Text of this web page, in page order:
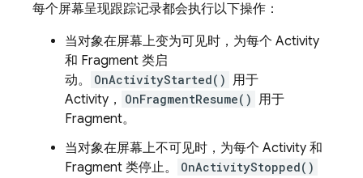
每个屏幕呈现跟踪记录都会执行以下操作：
当对象在屏幕上变为可见时，为每个 Activity
和 Fragment 类启
动。
OnActivityStarted() 用于
Activity，
OnFragmentResume() 用于
Fragment。
当对象在屏幕上不可见时，为每个 Activity 和
Fragment 类停止。
OnActivityStopped()